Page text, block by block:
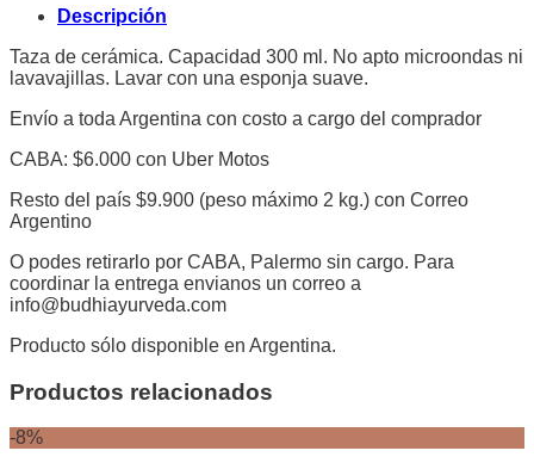
Descripción
Taza de cerámica. Capacidad 300 ml. No apto microondas ni
lavavajillas. Lavar con una esponja suave.
Envío a toda Argentina con costo a cargo del comprador
CABA: $6.000 con Uber Motos
Resto del país $9.900 (peso máximo 2 kg.) con Correo
Argentino
O podes retirarlo por CABA, Palermo sin cargo. Para
coordinar la entrega envianos un correo a
info@budhiayurveda.com
Producto sólo disponible en Argentina.
Productos relacionados
-8%